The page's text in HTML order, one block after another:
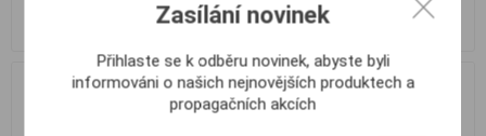
279,00 Kč 344,00 Kč
Zasílání novinek
Přihlaste se k odběru novinek, abyste byli
informováni o našich nejnovějších produktech a
propagačních akcích